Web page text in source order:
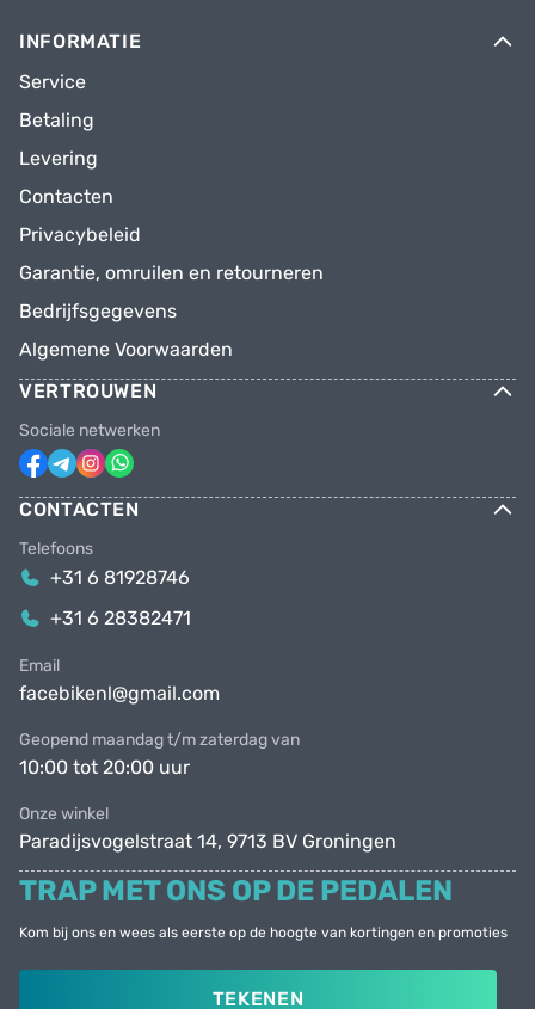
INFORMATIE
Service
Betaling
Levering
Contacten
Privacybeleid
Garantie, omruilen en retourneren
Bedrijfsgegevens
Algemene Voorwaarden
VERTROUWEN
Sociale netwerken
CONTACTEN
Telefoons
+31 6 81928746
+31 6 28382471
Email
facebikenl@gmail.com
Geopend maandag t/m zaterdag van
10:00 tot 20:00 uur
Onze winkel
Paradijsvogelstraat 14, 9713 BV Groningen
TRAP MET ONS OP DE PEDALEN
Kom bij ons en wees als eerste op de hoogte van kortingen en promoties
TEKENEN